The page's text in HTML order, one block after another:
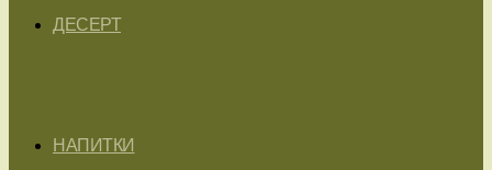
ДЕСЕРТ
НАПИТКИ